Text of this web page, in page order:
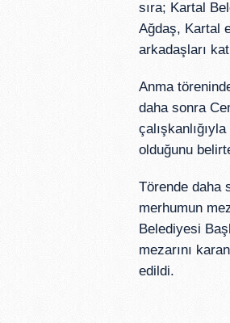
sıra; Kartal
Ağdaş, Kartal
arkadaşları
Anma
daha sonra
olduğunu
Törende daha
merhumun
Belediyesi
mezarını
edildi.